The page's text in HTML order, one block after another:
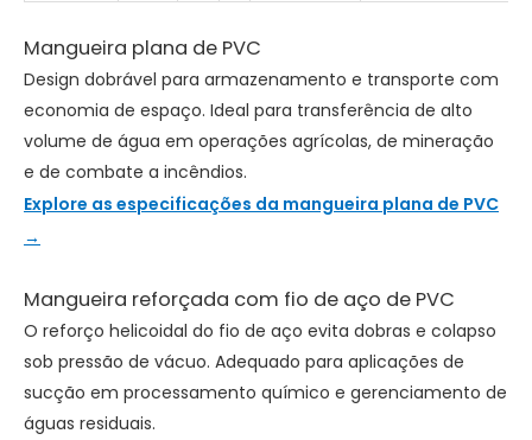
Mangueira plana de PVC
Design dobrável para armazenamento e transporte com
economia de espaço. Ideal para transferência de alto
volume de água em operações agrícolas, de mineração
e de combate a incêndios.
Explore as especificações da mangueira plana de PVC
→
Mangueira reforçada com fio de aço de PVC
O reforço helicoidal do fio de aço evita dobras e colapso
sob pressão de vácuo. Adequado para aplicações de
sucção em processamento químico e gerenciamento de
águas residuais.